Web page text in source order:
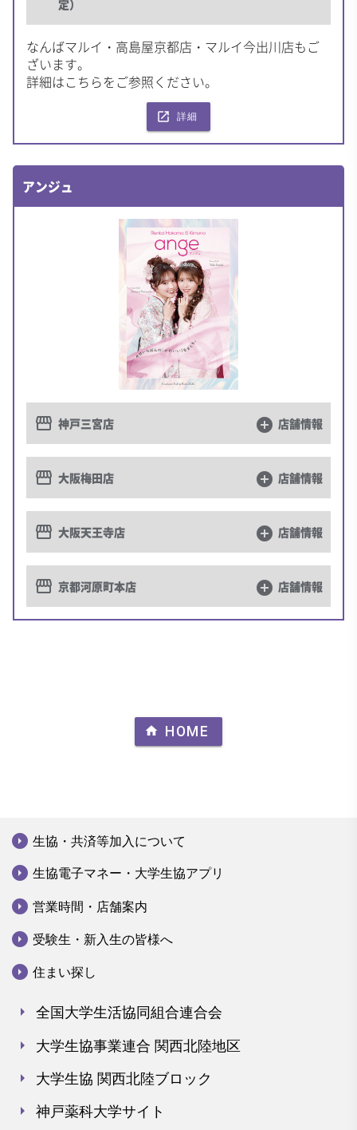
定）
なんばマルイ・高島屋京都店・マルイ今出川店もご
ざいます。
詳細はこちらをご参照ください。
launch 詳細
アンジュ
storefront 神戸三宮店 add_circle 店舗情報
storefront 大阪梅田店 add_circle 店舗情報
storefront 大阪天王寺店 add_circle 店舗情報
storefront 京都河原町本店 add_circle 店舗情報
home HOME
arrow_drop_down_circle 生協・共済等加入について
arrow_drop_down_circle 生協電子マネー・大学生協アプリ
arrow_drop_down_circle 営業時間・店舗案内
arrow_drop_down_circle 受験生・新入生の皆様へ
arrow_drop_down_circle 住まい探し
arrow_right 全国大学生活協同組合連合会
arrow_right 大学生協事業連合 関西北陸地区
arrow_right 大学生協 関西北陸ブロック
arrow_right 神戸薬科大学サイト